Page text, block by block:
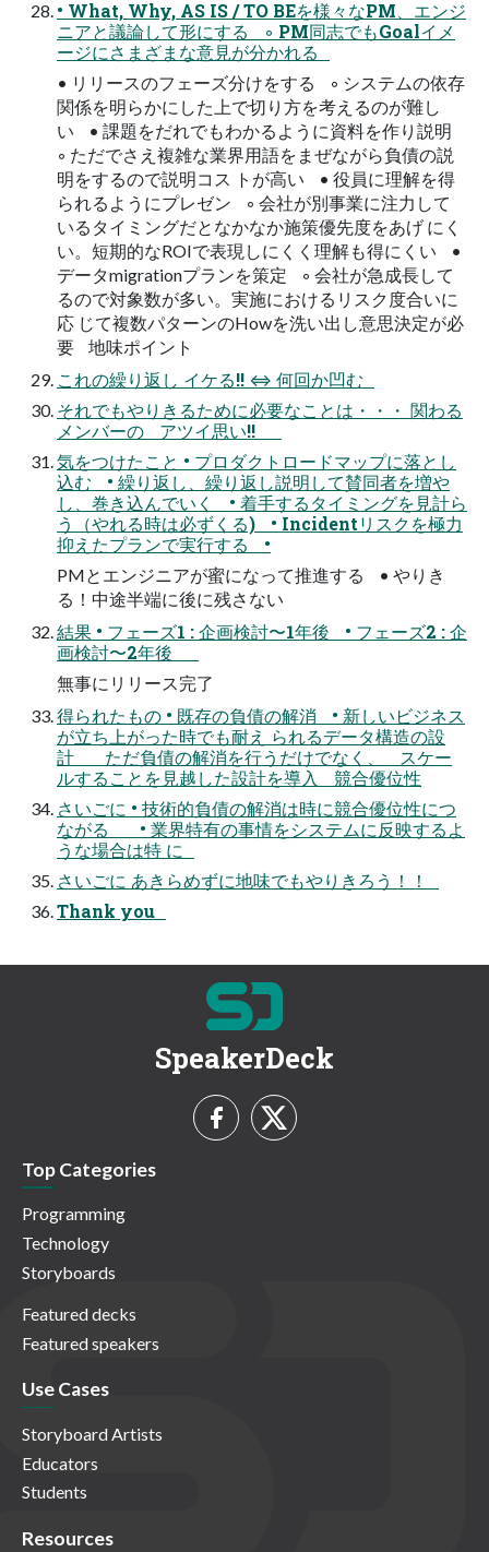
• What, Why, AS IS / TO BEを様々なPM、エンジ
ニアと議論して形にする ◦ PM同志でもGoalイメ
ージにさまざまな意見が分かれる
• リリースのフェーズ分けをする ◦ システムの依存
関係を明らかにした上で切り方を考えるのが難し
い • 課題をだれでもわかるように資料を作り説明
◦ ただでさえ複雑な業界用語をまぜながら負債の説
明をするので説明コス トが高い • 役員に理解を得
られるようにプレゼン ◦ 会社が別事業に注力して
いるタイミングだとなかなか施策優先度をあげ にく
い。短期的なROIで表現しにくく理解も得にくい •
データmigrationプランを策定 ◦ 会社が急成長して
るので対象数が多い。実施におけるリスク度合いに
応 じて複数パターンのHowを洗い出し意思決定が必
要 地味ポイント
これの繰り返し イケる!! ⇔ 何回か凹む
それでもやりきるために必要なことは・・・ 関わる
メンバーの アツイ思い!!
気をつけたこと • プロダクトロードマップに落とし
込む • 繰り返し、繰り返し説明して賛同者を増や
し、巻き込んでいく • 着手するタイミングを見計ら
う（やれる時は必ずくる) • Incidentリスクを極力
抑えたプランで実行する •
PMとエンジニアが蜜になって推進する • やりき
る！中途半端に後に残さない
結果 • フェーズ1 : 企画検討〜1年後 • フェーズ2 : 企
画検討〜2年後
無事にリリース完了
得られたもの • 既存の負債の解消 • 新しいビジネス
が立ち上がった時でも耐え られるデータ構造の設
計 ただ負債の解消を行うだけでなく、 スケー
ルすることを見越した設計を導入 競合優位性
さいごに • 技術的負債の解消は時に競合優位性につ
ながる • 業界特有の事情をシステムに反映するよ
うな場合は特 に
さいごに あきらめずに地味でもやりきろう！！
Thank you
SpeakerDeck
Top Categories
Programming
Technology
Storyboards
Featured decks
Featured speakers
Use Cases
Storyboard Artists
Educators
Students
Resources